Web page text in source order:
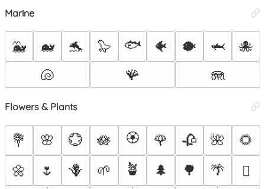
Marine
🐳 🐋 🐬 🦭 🐟 🐠 🐡 🦈
🐙
🐚
🪸 🪼
Flowers & Plants
💐 🌸 💮 🪷 🏵️ 🌹 🥀 🌺
🌻
🌼
🌷 🪻 🌱 🪴 🌲 🌳 🌴
🪾